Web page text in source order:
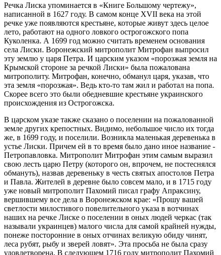
Речка Лиска упоминается в «Книге Большому чертежу»,
написанной в 1627 году. В самом конце XVII века на этой
речке уже появляются крестьяне, которые живут здесь целое
лето, работают на одного ловкого острогожского попа
Куколенка. А 1699 год можно считать временем основания
села Лиски. Воронежский митрополит Митрофан выпросил
эту землю у царя Петра. И царским указом «порозжая земля на
Крымской стороне за речкой Лиски» была пожалована
митрополиту. Митрофан, конечно, обманул царя, указав, что
эта земля «порозжая». Ведь кто-то там жил и работал на попа.
Скорее всего это были обедневшие крестьяне украинского
происхождения из Острогожска.
В царском указе также сказано о поселении на пожалованной
земле других крепостных. Видимо, небольшое число их тогда
же, в 1699 году, и поселили. Возникла маленькая деревенька в
устье Лиски. Причем ей в то время было дано иное название -
Петропавловка. Митрополит Митрофан этим самым выразил
свою лесть царю Петру (которого он, впрочем, не постеснялся
обмануть), назвав деревеньку в честь святых апостолов Петра
и Павла. Жителей в деревне было совсем мало, и в 1715 году
уже новый митрополит Пахомий писал графу Апраксину,
вершившему все дела в Воронежском крае: «Прошу вашей
светлости милостивого повелительного указа в вотчинах
наших на речке Лиске о поселении в оных людей черкас (так
называли украинцев) малого числа для самой крайней нужды,
понеже посторонние в оных отчинах великую обиду чинят,
леса рубят, рыбу и зверей ловят». Эта просьба не была сразу
удовлетворена. В следующем 1716 году митрополит Пахомий